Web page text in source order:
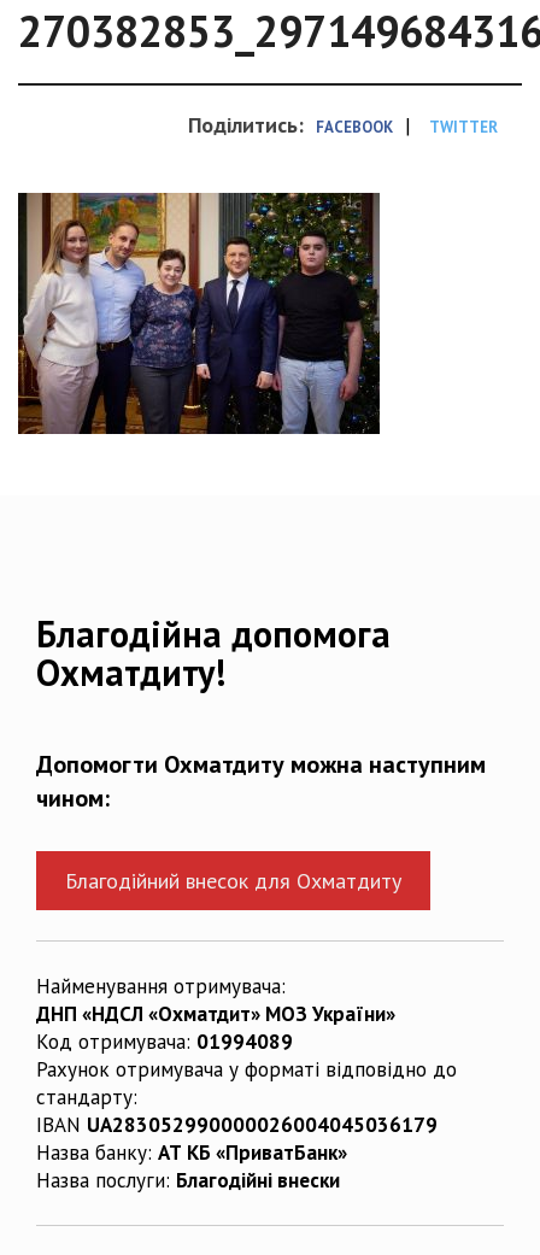
Поділитись: FACEBOOK | TWITTER
Благодійна допомога
Охматдиту!
Допомогти Охматдиту можна наступним
чином:
Благодійний внесок для Охматдиту
Найменування отримувача:
ДНП «НДСЛ «Охматдит» МОЗ України»
Код отримувача: 01994089
Рахунок отримувача у форматі відповідно до
стандарту:
IBAN UA283052990000026004045036179
Назва банку: АТ КБ «ПриватБанк»
Назва послуги: Благодійні внески